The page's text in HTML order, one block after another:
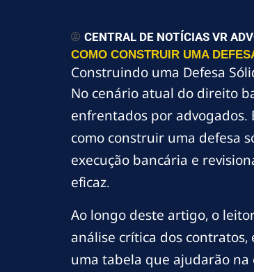
CENTRAL DE NOTÍCIAS VR
COMO CONSTRUIR UMA
Construindo uma Defesa
No cenário atual do direito
enfrentados por advogados.
como construir uma defesa
execução bancária e
eficaz.
Ao longo deste artigo, o
análise crítica dos
uma tabela que ajudarão